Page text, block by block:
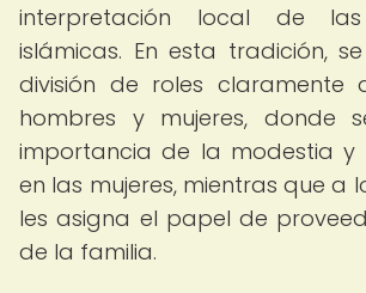
interpretación local de las
islámicas. En esta tradición,
división de roles claramente
hombres y mujeres, donde
importancia de la modestia y
en las mujeres, mientras que a
les asigna el papel de
de la familia.